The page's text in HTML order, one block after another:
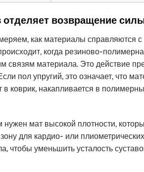
отделяет возвращение
как материалы справляются с
когда резиново-
связям материала. Это действие
пол упругий, это означает, что
в коврик, накапливается в
мат высокой плотности,
для кардио- или
чтобы уменьшить усталость